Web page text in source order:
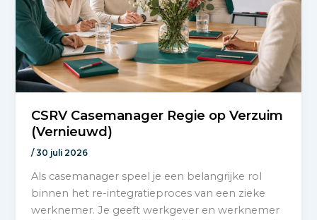
CSRV Casemanager Regie op Verzuim
(Vernieuwd)
/30 juli 2026
Als casemanager speel je een belangrijke rol
binnen het re-integratieproces van een zieke
werknemer. Je geeft werkgever en werknemer